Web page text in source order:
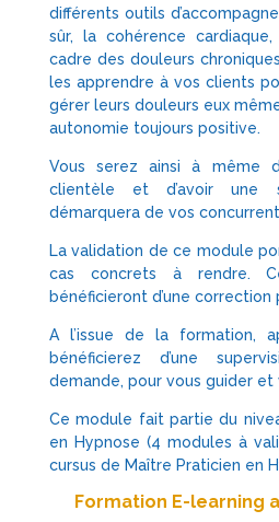
différents outils
sûr, la cohérence
cadre des douleurs
les apprendre à vos clients
gérer leurs douleurs eux
autonomie toujours positive.
Vous serez ainsi à même
clientèle et d’avoir une
démarquera de vos
La validation de ce module
cas concrets à rendre.
bénéficieront d’une correction
A l’issue de la formation,
bénéficierez d’une
demande, pour vous guider et
Ce module fait partie du
en Hypnose (4 modules à
cursus de Maître Praticien en
Formation E-learning